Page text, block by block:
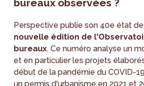
bureaux observées ?
Perspective publie son 40e état
nouvelle édition de
bureaux. Ce numéro analyse un
et en particulier les projets
début de la pandémie du COVID-
un permis d'urbanisme en 2021 et